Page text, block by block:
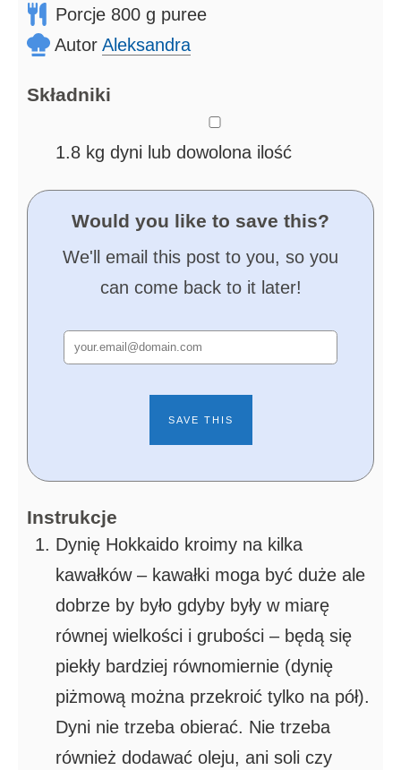
Porcje 800 g puree
Autor Aleksandra
Składniki
1.8 kg dyni lub dowolona ilość
Would you like to save this?
We'll email this post to you, so you
can come back to it later!
Instrukcje
Dynię Hokkaido kroimy na kilka
kawałków – kawałki moga być duże ale
dobrze by było gdyby były w miarę
równej wielkości i grubości – będą się
piekły bardziej równomiernie (dynię
piżmową można przekroić tylko na pół).
Dyni nie trzeba obierać. Nie trzeba
również dodawać oleju, ani soli czy